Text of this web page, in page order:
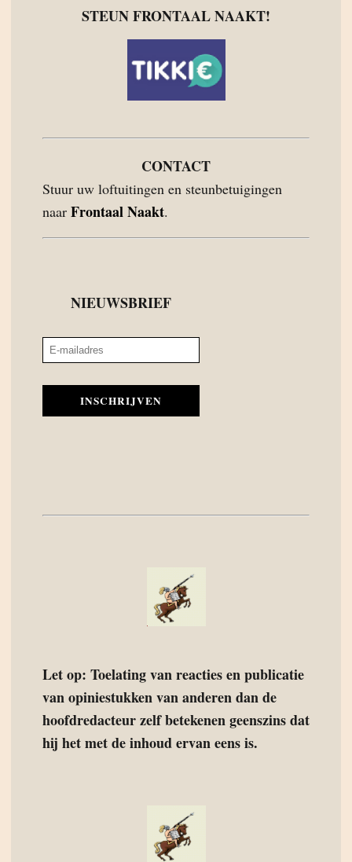
STEUN FRONTAAL NAAKT!
CONTACT
Stuur uw loftuitingen en steunbetuigingen
naar Frontaal Naakt.
NIEUWSBRIEF
INSCHRIJVEN
Let op: Toelating van reacties en publicatie
van opiniestukken van anderen dan de
hoofdredacteur zelf betekenen geenszins dat
hij het met de inhoud ervan eens is.